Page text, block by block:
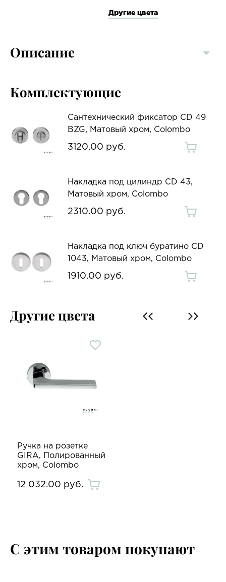
Другие цвета
Описание
Комплектующие
Сантехнический фиксатор CD 49
BZG, Матовый хром, Colombo
3120.00 руб.
Накладка под цилиндр CD 43,
Матовый хром, Colombo
2310.00 руб.
Накладка под ключ буратино CD
1043, Матовый хром, Colombo
1910.00 руб.
Другие цвета
Ручка на розетке
GIRA, Полированный
хром, Colombo
12 032.00 руб.
С этим товаром покупают